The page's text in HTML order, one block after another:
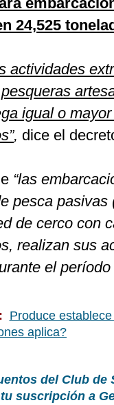
24,525
actividades
igual o
, dice el
“las
pesca pasivas
de cerco con
realizan sus
el período
Produce
aplica?
del Club de
suscripción a